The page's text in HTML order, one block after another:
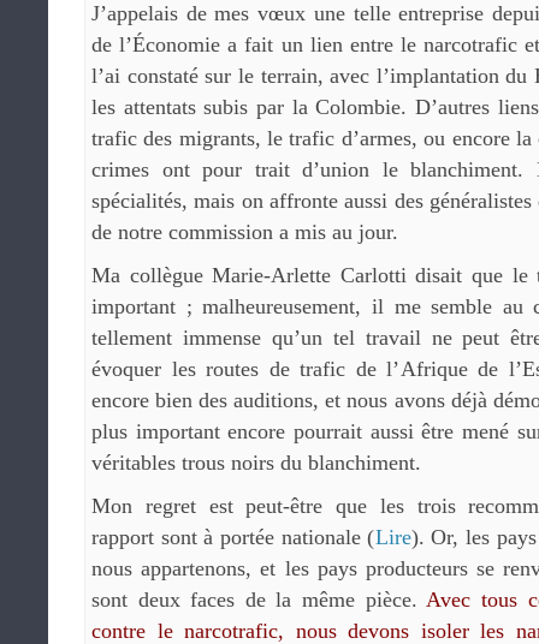
J’appelais de mes vœux une telle entreprise
de l’Économie a fait un lien entre le narcotrafic
l’ai constaté sur le terrain, avec l’implantation du
les attentats subis par la Colombie. D’autres
trafic des migrants, le trafic d’armes, ou encore
crimes ont pour trait d’union le blanchiment.
spécialités, mais on affronte aussi des
de notre commission a mis au jour.
Ma collègue Marie-Arlette Carlotti disait que le
important ; malheureusement, il me semble au
tellement immense qu’un tel travail ne peut
évoquer les routes de trafic de l’Afrique de
encore bien des auditions, et nous avons déjà
plus important encore pourrait aussi être mené
véritables trous noirs du blanchiment.
Mon regret est peut-être que les trois
rapport sont à portée nationale (Lire). Or, les
nous appartenons, et les pays producteurs se
sont deux faces de la même pièce.Avec tous
contre le narcotrafic, nous devons isoler les